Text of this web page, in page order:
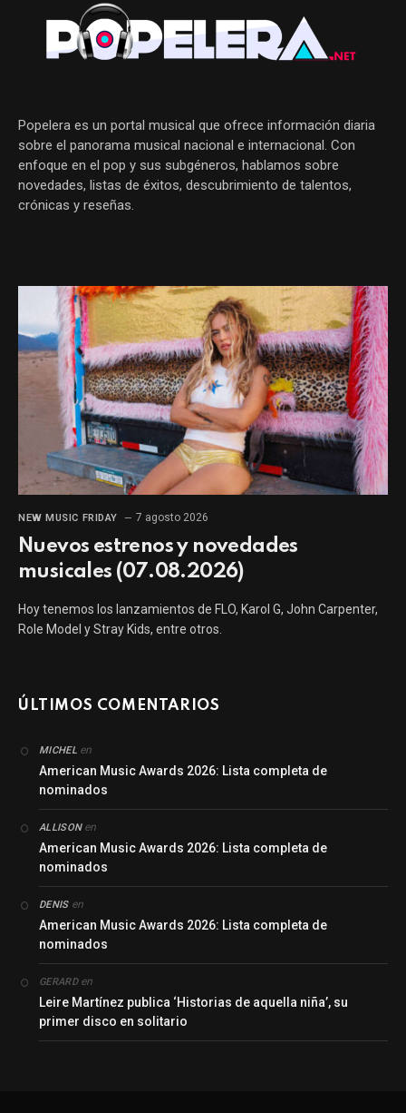
Popelera es un portal musical que ofrece información diaria
sobre el panorama musical nacional e internacional. Con
enfoque en el pop y sus subgéneros, hablamos sobre
novedades, listas de éxitos, descubrimiento de talentos,
crónicas y reseñas.
NEW MUSIC FRIDAY 7 agosto 2026
Nuevos estrenos y novedades
musicales (07.08.2026)
Hoy tenemos los lanzamientos de FLO, Karol G, John Carpenter,
Role Model y Stray Kids, entre otros.
ÚLTIMOS COMENTARIOS
MICHELen
American Music Awards 2026: Lista completa de
nominados
ALLISONen
American Music Awards 2026: Lista completa de
nominados
DENISen
American Music Awards 2026: Lista completa de
nominados
GERARDen
Leire Martínez publica ‘Historias de aquella niña’, su
primer disco en solitario